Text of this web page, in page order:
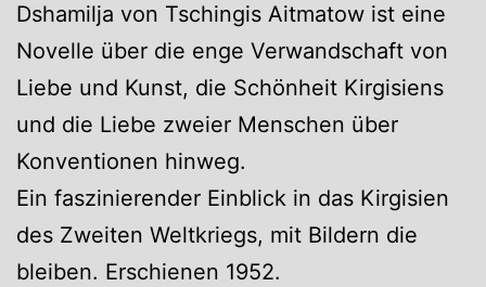
Dshamilja von Tschingis Aitmatow ist eine
Novelle über die enge Verwandschaft von
Liebe und Kunst, die Schönheit Kirgisiens
und die Liebe zweier Menschen über
Konventionen hinweg.
Ein faszinierender Einblick in das Kirgisien
des Zweiten Weltkriegs, mit Bildern die
bleiben. Erschienen 1952.